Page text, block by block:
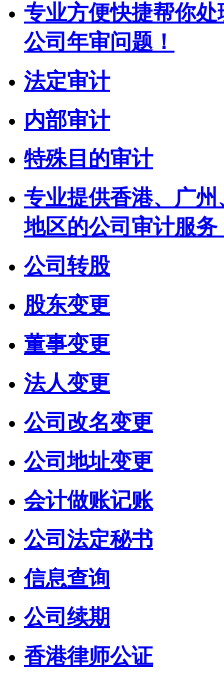
专业方便快捷帮你
公司年审问题！
法定审计
内部审计
特殊目的审计
专业提供香港、广
地区的公司审计服务
公司转股
股东变更
董事变更
法人变更
公司改名变更
公司地址变更
会计做账记账
公司法定秘书
信息查询
公司续期
香港律师公证